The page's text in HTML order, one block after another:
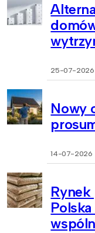
25-07-2026
Nowy
14-07-2026
Rynek